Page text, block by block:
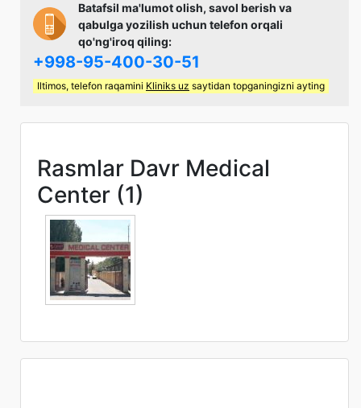
Batafsil ma'lumot olish, savol berish va
qabulga yozilish uchun telefon orqali
qo'ng'iroq qiling:
+998-95-400-30-51
Iltimos, telefon raqamini Kliniks uz saytidan topganingizni ayting
Rasmlar Davr Medical
Center (1)